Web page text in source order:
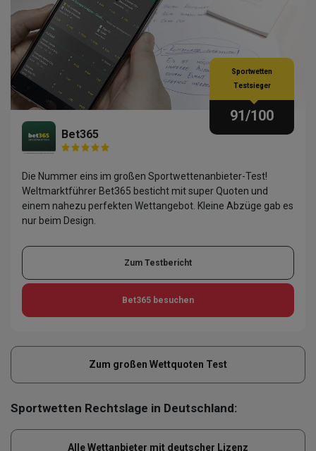
Bet365
Sportwetten
Testsieger
91/100
Die Nummer eins im großen Sportwettenanbieter-Test!
Weltmarktführer Bet365 besticht mit super Quoten und
einem nahezu perfekten Wettangebot. Kleine Abzüge gab es
nur beim Design.
Zum Testbericht
Bet365 besuchen
Zum großen Wettquoten Test
Sportwetten Rechtslage in Deutschland:
Alle Wettanbieter mit deutscher Lizenz